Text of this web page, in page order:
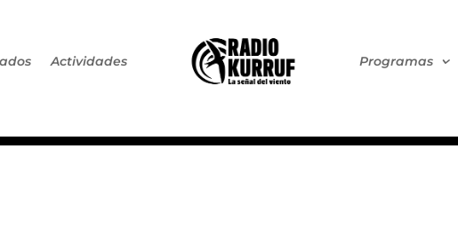
Actividades Programas